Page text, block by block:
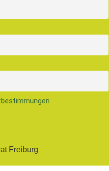
Freiburg